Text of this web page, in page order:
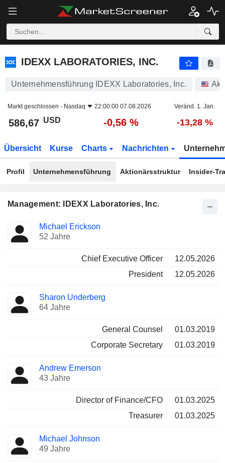
IDEXX LABORATORIES, INC.
IDEXX LABORATORIES, INC.
Unternehmensführung IDEXX Laboratories, Inc.
Markt geschlossen - Nasdaq 22:00:00 07.08.2026 Veränd. 1. Jan.
586,67 USD -0,56 % -13,28 %
Übersicht Kurse Charts Nachrichten
Profil Unternehmensführung Aktionärsstruktur Insider-
Management: IDEXX Laboratories, Inc.
Manager
Besetzte
Positionen
Michael Erickson
52 Jahre
Chief Executive Officer
12.05.2026
President
12.05.2026
Sharon Underberg
64 Jahre
General Counsel
01.03.2019
Corporate Secretary
01.03.2019
Andrew Emerson
43 Jahre
Director of Finance/CFO
01.03.2025
Treasurer
01.03.2025
Michael Johnson
49 Jahre